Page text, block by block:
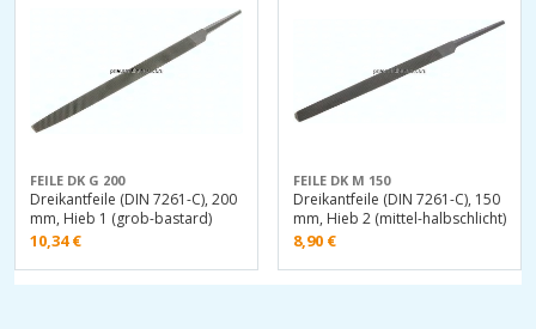
FEILE DK G 200
Dreikantfeile (DIN 7261-C), 200
mm, Hieb 1 (grob-bastard)
10,34€
FEILE DK M 150
Dreikantfeile (DIN 7261-C), 150
mm, Hieb 2 (mittel-halbschlicht)
8,90 €